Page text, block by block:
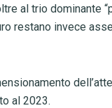
al trio dominante
restano invece
al 2023.